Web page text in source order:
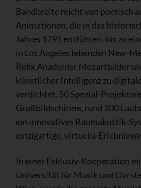
Bandbreite reicht von poetisch
Animationen, die in das
Jahres 1791 entführen, bis zu
in Los Angeles lebenden New-
Refik Anadolder Mozartbilder
künstlicher Intelligenz zu
verdichtet. 50 Spezial-
Großbildschirme, rund 200
ein innovatives Raumakustik-
einzigartige, virtuelle
In einer Exklusiv-Kooperation
Universität für Musik und